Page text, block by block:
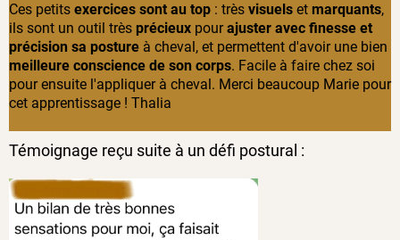
Ces petits exercices sont au top : très visuels et marquants,
ils sont un outil très précieux pourajuster avec finesse et
précision sa posture à cheval, et permettent d'avoir une bien
meilleure conscience de son corps. Facile à faire chez soi
pour ensuite l'appliquer à cheval. Merci beaucoup Marie pour
cet apprentissage ! Thalia
Témoignage reçu suite à un défi postural :